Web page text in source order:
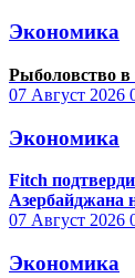
Экономика
Рыболовство
07 Август 2026
Экономика
Fitch
Азербайджана
07 Август 2026
Экономика